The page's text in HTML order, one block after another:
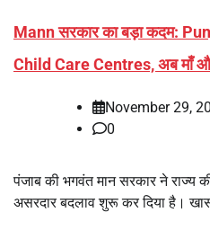
Mann सरकार का बड़ा कदम:
Child Care Centres, अब माँ और
November 29,
0
पंजाब की भगवंत मान सरकार ने राज्य
असरदार बदलाव शुरू कर दिया है।